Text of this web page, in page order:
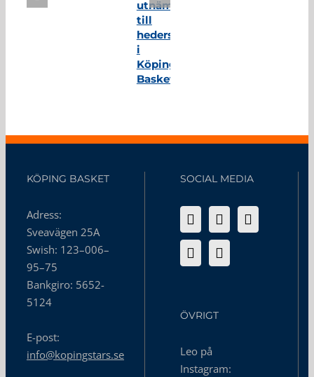
utnämnd
till
hedersmedlem
i
Köping
Basket
KÖPING BASKET
Adress:
Sveavägen 25A
Swish: 123–006–
95–75
Bankgiro: 5652-
5124
E-post:
info@kopingstars.se
SOCIAL MEDIA
ÖVRIGT
Leo på
Instagram: